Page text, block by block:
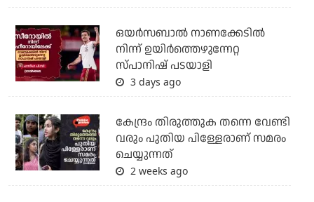
ഒയര്‍സബാൽ നാണക്കേടിൽ
നിന്ന് ഉയിർത്തെഴുന്നേറ്റ
സ്പാനിഷ് പടയാളി
3 days ago
കേന്ദ്രം തിരുത്തുക തന്നെ വേണ്ടി
വരും പുതിയ പിള്ളേരാണ് സമരം
ചെയ്യുന്നത്
2 weeks ago